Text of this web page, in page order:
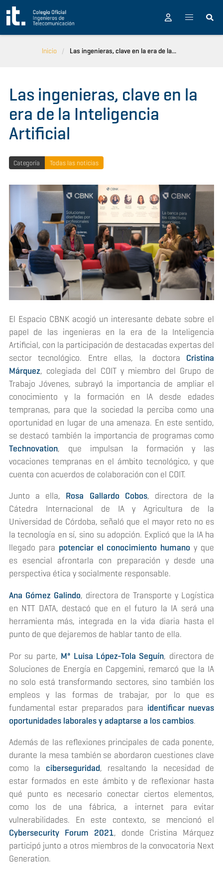
Pasar al contenido principal
Inicio Las ingenieras, clave en la era de la...
Las ingenieras, clave en la
era de la Inteligencia
Artificial
Categoría Todas las noticias
El Espacio CBNK acogió un interesante debate sobre el
papel de las ingenieras en la era de la Inteligencia
Artificial, con la participación de destacadas expertas del
sector tecnológico. Entre ellas, la doctora Cristina
Márquez, colegiada del COIT y miembro del Grupo de
Trabajo Jóvenes, subrayó la importancia de ampliar el
conocimiento y la formación en IA desde edades
tempranas, para que la sociedad la perciba como una
oportunidad en lugar de una amenaza. En este sentido,
se destacó también la importancia de programas como
Technovation, que impulsan la formación y las
vocaciones tempranas en el ámbito tecnológico, y que
cuenta con acuerdos de colaboración con el COIT.
Junto a ella, Rosa Gallardo Cobos, directora de la
Cátedra Internacional de IA y Agricultura de la
Universidad de Córdoba, señaló que el mayor reto no es
la tecnología en sí, sino su adopción. Explicó que la IA ha
llegado para potenciar el conocimiento humano y que
es esencial afrontarla con preparación y desde una
perspectiva ética y socialmente responsable.
Ana Gómez Galindo, directora de Transporte y Logística
en NTT DATA, destacó que en el futuro la IA será una
herramienta más, integrada en la vida diaria hasta el
punto de que dejaremos de hablar tanto de ella.
Por su parte, Mª Luisa López-Tola Seguín, directora de
Soluciones de Energía en Capgemini, remarcó que la IA
no solo está transformando sectores, sino también los
empleos y las formas de trabajar, por lo que es
fundamental estar preparados para identificar nuevas
oportunidades laborales y adaptarse a los cambios.
Además de las reflexiones principales de cada ponente,
durante la mesa también se abordaron cuestiones clave
como la ciberseguridad, resaltando la necesidad de
estar formados en este ámbito y de reflexionar hasta
qué punto es necesario conectar ciertos elementos,
como los de una fábrica, a internet para evitar
vulnerabilidades. En este contexto, se mencionó el
Cybersecurity Forum 2021, donde Cristina Márquez
participó junto a otros miembros de la convocatoria Next
Generation.